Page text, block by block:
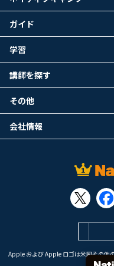
Apple および Apple ロゴは米国その他
Apple
ガイド
学習
講師を探す
その他
会社情報